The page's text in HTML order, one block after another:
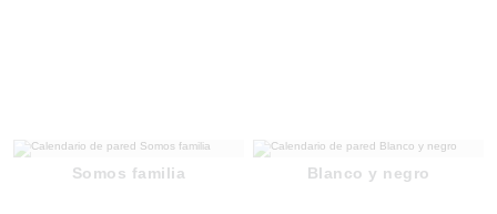
Somos familia Blanco y negro